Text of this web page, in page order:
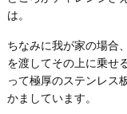
は。
ちなみに我が家の場合
を渡してその上に乗せ
って極厚のステンレス
かましています。